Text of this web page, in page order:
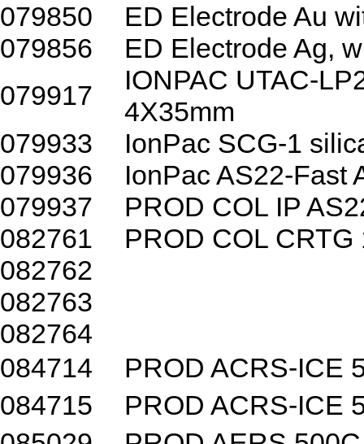
079850
ED Electrode Au
079856
ED Electrode Ag,
079917
IONPAC UTAC-
4X35mm
079933
IonPac SCG-1
079936
IonPac AS22-Fast
079937
PROD COL IP
082761
PROD COL
082762
082763
082764
084714
PROD ACRS-ICE
084715
PROD ACRS-ICE